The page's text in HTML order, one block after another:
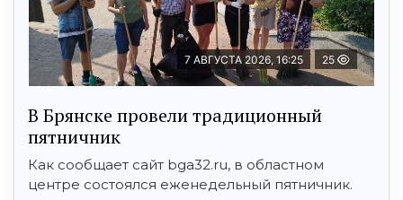
7 АВГУСТА 2026, 16:25 25
В Брянске провели традиционный
пятничник
Как сообщает сайт bga32.ru, в областном
центре состоялся еженедельный пятничник.